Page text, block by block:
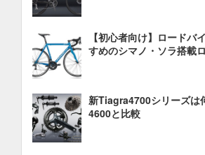
【初心者向け】ロードバ
すめのシマノ・ソラ搭載
新Tiagra4700シリーズは
4600と比較